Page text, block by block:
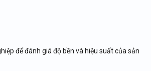
để đánh giá độ bền và hiệu suất của sản